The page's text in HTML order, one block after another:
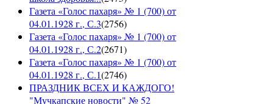
Газета «Голос пахаря» № 1 (700) от
04.01.1928 г., С.3(2756)
Газета «Голос пахаря» № 1 (700) от
04.01.1928 г., С.2(2671)
Газета «Голос пахаря» № 1 (700) от
04.01.1928 г., С.1(2746)
ПРАЗДНИК ВСЕХ И КАЖДОГО!
"Мучкапские новости" № 52